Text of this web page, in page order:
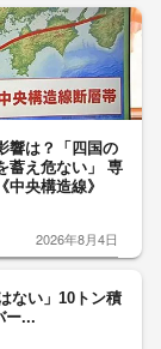
響は？「四国の
蓄え危ない」 専
中央構造線》
2026年8月4日
ない」10トン積
ー...